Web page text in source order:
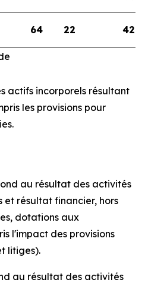
64 22 42
actifs incorporels résultant
les provisions pour
au résultat des activités
et résultat financier, hors
dotations aux
l'impact des provisions
litiges).
au résultat des activités